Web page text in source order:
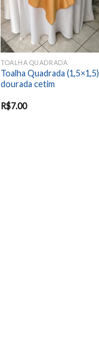
TOALHA QUADRADA
Toalha Quadrada (1,5×1,5)
dourada cetim
R$7.00